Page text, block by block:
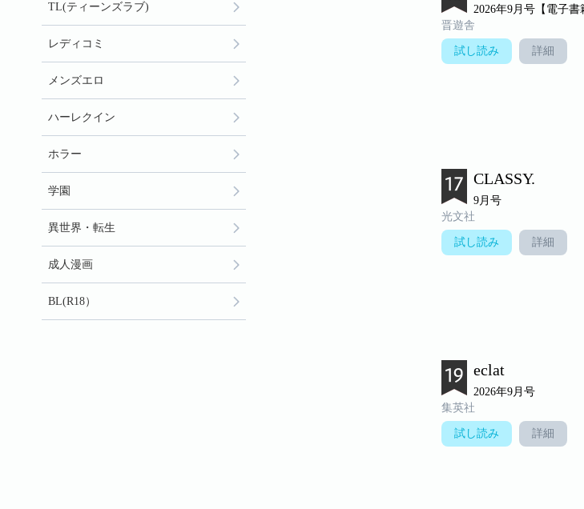
2026年9月号【電子書
晋遊舎
試し読み 詳細
CLASSY.
9月号
光文社
試し読み 詳細
eclat
2026年9月号
集英社
試し読み 詳細
TL(ティーンズラブ)
レディコミ
メンズエロ
ハーレクイン
ホラー
学園
異世界・転生
成人漫画
BL(R18）